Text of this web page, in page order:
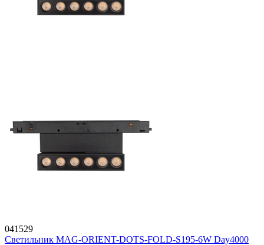
041529
Светильник MAG-ORIENT-DOTS-FOLD-S195-6W Day4000